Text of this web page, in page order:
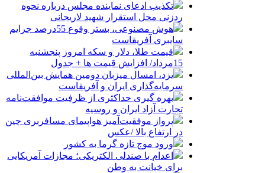
تکذیب ادعای نماینده مجلس درباره نحوه
ردزنی محل استقرار شهید لاریجانی
هوش مصنوعی، بستر وقوع 55درصد جرایم
سایبری آفریقاست
قیمت طلا، دلار و سکه امروز پنجشنبه
15مرداد/ افزایش قیمت ها + جدول
یزد، امسال میزبان دومین همایش بین‌المللی
سرمایه‌گذاری ایران و آفریقاست
بهره گیری حداکثری از ظرفیت موافقت‌نامه
تجارت آزاد ایران و روسیه
پرواز موفقیت‌آمیز هواپیمای مسافربری چین
در ارتفاع بالا /عکس
ورود موج تازه گرما به کشور
اعدام با صندلی الکتریکی؛ مجازات آمریکایی
برای خیانت به وطن